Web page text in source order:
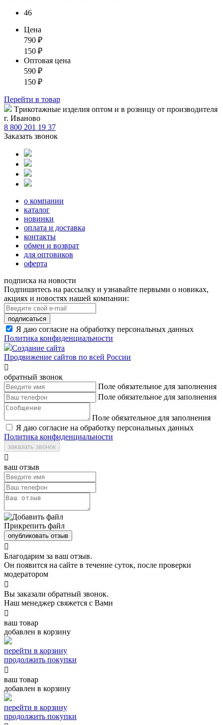
46
Цена
790 ₽
150 ₽
Оптовая цена
590 ₽
150 ₽
Перейти в товар
Tрикотажные изделия оптом и в розницу от производителя
г. Иваново
8 800 201 19 37
Заказать звонок
о компании
каталог
новинки
оплата и доставка
контакты
обмен и возврат
для оптовиков
оферта
подписка на новости
Подпишитесь на рассылку и узнавайте первыми о новиках,
акциях и новостях нашей компании:
подписаться
Я даю согласие на обработку персональных данных
Политика конфиденциальности
Создание сайта
Продвижение сайтов по всей России

обратный звонок
Поле обязательное для заполнения
Поле обязательное для заполнения
Поле обязательное для заполнения
Я даю согласие на обработку персональных данных
Политика конфиденциальности
заказать звонок

ваш отзыв
Прикрепить файл
опубликовать отзыв

Благодарим за ваш отзыв.
Он появится на сайте в течение суток, после проверки
модератором

Вы заказали обратный звонок.
Наш менеджер свяжется с Вами

ваш товар
добавлен в корзину
перейти в корзину
продолжить покупки

ваш товар
добавлен в корзину
перейти в корзину
продолжить покупки